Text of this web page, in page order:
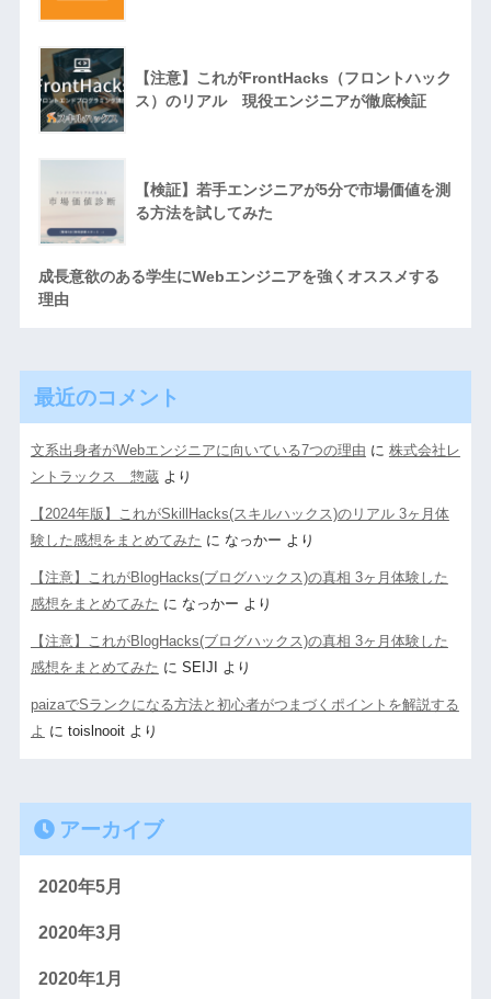
【注意】これがFrontHacks（フロントハック
ス）のリアル 現役エンジニアが徹底検証
【検証】若手エンジニアが5分で市場価値を測
る方法を試してみた
成長意欲のある学生にWebエンジニアを強くオススメする
理由
最近のコメント
文系出身者がWebエンジニアに向いている7つの理由 に 株式会社レ
ントラックス 惣蔵より
【2024年版】これがSkillHacks(スキルハックス)のリアル 3ヶ月体
験した感想をまとめてみた に なっかー より
【注意】これがBlogHacks(ブログハックス)の真相 3ヶ月体験した
感想をまとめてみた に なっかー より
【注意】これがBlogHacks(ブログハックス)の真相 3ヶ月体験した
感想をまとめてみた に SEIJI より
paizaでSランクになる方法と初心者がつまづくポイントを解説する
よ に toislnooitより
アーカイブ
2020年5月
2020年3月
2020年1月